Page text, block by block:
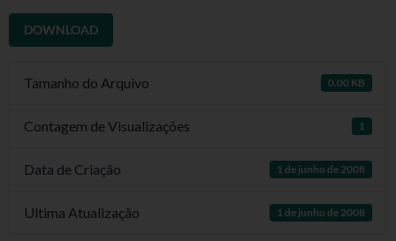
DOWNLOAD
Tamanho do Arquivo 0.00 KB
Contagem de Visualizações 1
Data de Criação 1 de junho de 2008
Ultima Atualização 1 de junho de 2008